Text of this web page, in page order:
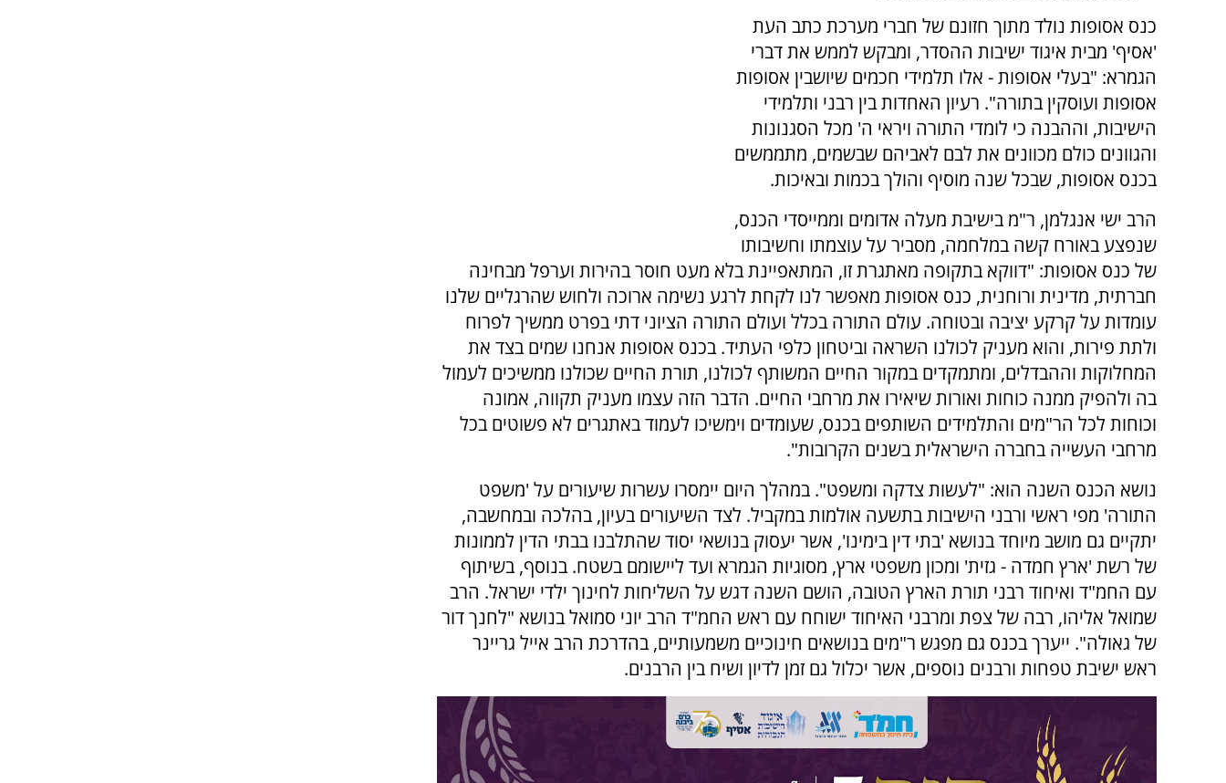
כנס אסופות נולד מתוך חזונם של חברי מערכת כתב העת
'אסיף' מבית איגוד ישיבות ההסדר, ומבקש לממש את דברי
הגמרא: "בעלי אסופות - אלו תלמידי חכמים שיושבין אסופות
אסופות ועוסקין בתורה". רעיון האחדות בין רבני ותלמידי
הישיבות, וההבנה כי לומדי התורה ויראי ה' מכל הסגנונות
והגוונים כולם מכוונים את לבם לאביהם שבשמים, מתממשים
בכנס אסופות, שבכל שנה מוסיף והולך בכמות ובאיכות.
הרב ישי אנגלמן, ר"מ בישיבת מעלה אדומים וממייסדי הכנס,
שנפצע באורח קשה במלחמה, מסביר על עוצמתו וחשיבותו
של כנס אסופות: "דווקא בתקופה מאתגרת זו, המתאפיינת בלא מעט חוסר בהירות וערפל מבחינה
חברתית, מדינית ורוחנית, כנס אסופות מאפשר לנו לקחת לרגע נשימה ארוכה ולחוש שהרגליים שלנו
עומדות על קרקע יציבה ובטוחה. עולם התורה בכלל ועולם התורה הציוני דתי בפרט ממשיך לפרוח
ולתת פירות, והוא מעניק לכולנו השראה וביטחון כלפי העתיד. בכנס אסופות אנחנו שמים בצד את
המחלוקות וההבדלים, ומתמקדים במקור החיים המשותף לכולנו, תורת החיים שכולנו ממשיכים לעמול
בה ולהפיק ממנה כוחות ואורות שיאירו את מרחבי החיים. הדבר הזה עצמו מעניק תקווה, אמונה
וכוחות לכל הר"מים והתלמידים השותפים בכנס, שעומדים וימשיכו לעמוד באתגרים לא פשוטים בכל
מרחבי העשייה בחברה הישראלית בשנים הקרובות".
נושא הכנס השנה הוא: "לעשות צדקה ומשפט". במהלך היום יימסרו עשרות שיעורים על 'משפט
התורה' מפי ראשי ורבני הישיבות בתשעה אולמות במקביל. לצד השיעורים בעיון, בהלכה ובמחשבה,
יתקיים גם מושב מיוחד בנושא 'בתי דין בימינו', אשר יעסוק בנושאי יסוד שהתלבנו בבתי הדין לממונות
של רשת 'ארץ חמדה - גזית' ומכון משפטי ארץ, מסוגיות הגמרא ועד ליישומם בשטח. בנוסף, בשיתוף
עם החמ"ד ואיחוד רבני תורת הארץ הטובה, הושם השנה דגש על השליחות לחינוך ילדי ישראל. הרב
שמואל אליהו, רבה של צפת ומרבני האיחוד ישוחח עם ראש החמ"ד הרב יוני סמואל בנושא "לחנך דור
של גאולה". ייערך בכנס גם מפגש ר"מים בנושאים חינוכיים משמעותיים, בהדרכת הרב אייל גריינר
ראש ישיבת טפחות ורבנים נוספים, אשר יכלול גם זמן לדיון ושיח בין הרבנים.